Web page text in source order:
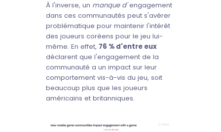
À l'inverse, un manque d'engagement
dans ces communautés peut s'avérer
problématique pour maintenir l'intérêt
des joueurs coréens pour le jeu lui-
même. En effet, 76 % d'entre eux
déclarent que l'engagement de la
communauté a un impact sur leur
comportement vis-à-vis du jeu, soit
beaucoup plus que les joueurs
américains et britanniques.